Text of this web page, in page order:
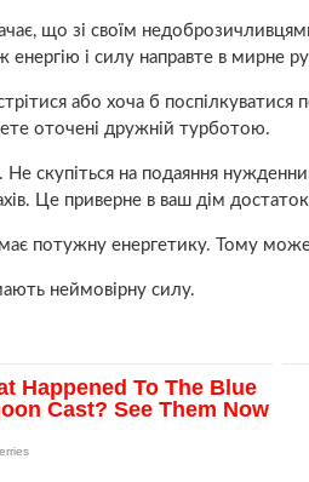
що зі своїм
енергію і силу направте в мирне
або хоча б
оточені дружній турботою.
Не скупіться на подаяння
Це приверне в ваш дім
потужну енергетику. Тому
неймовірну силу.